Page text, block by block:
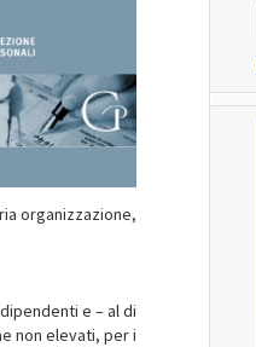
organizzazione,
e – al di
non elevati, per i